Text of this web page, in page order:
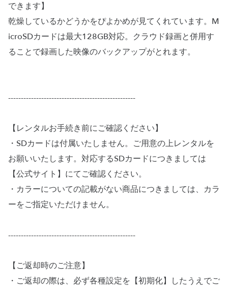
できます】
乾燥しているかどうかをぴよかめが見てくれています。M
icroSDカードは最大128GB対応。クラウド録画と併用す
ることで録画した映像のバックアップがとれます。
--------------------------------------------------
【レンタルお手続き前にご確認ください】
・SDカードは付属いたしません。ご用意の上レンタルを
お願いいたします。対応するSDカードにつきましては
【公式サイト】にてご確認ください。
・カラーについての記載がない商品につきましては、カラ
ーをご指定いただけません。
--------------------------------------------------
【ご返却時のご注意】
・ご返却の際は、必ず各種設定を【初期化】したうえでご